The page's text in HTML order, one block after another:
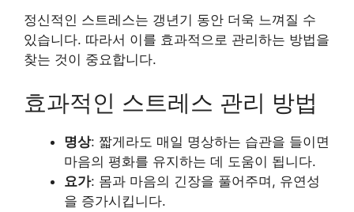
정신적인 스트레스는 갱년기 동안 더욱 느껴질 수
있습니다. 따라서 이를 효과적으로 관리하는 방법을
찾는 것이 중요합니다.
효과적인 스트레스 관리 방법
명상: 짧게라도 매일 명상하는 습관을 들이면
마음의 평화를 유지하는 데 도움이 됩니다.
요가: 몸과 마음의 긴장을 풀어주며, 유연성
을 증가시킵니다.